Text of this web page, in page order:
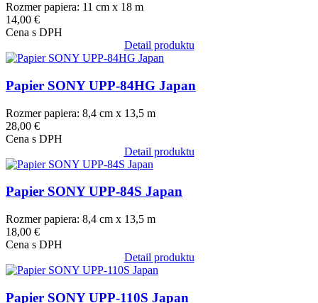
Rozmer papiera: 11 cm x 18 m
14,00 €
Cena s DPH
Detail produktu
Obrázok
Papier SONY UPP-84HG Japan
Rozmer papiera: 8,4 cm x 13,5 m
28,00 €
Cena s DPH
Detail produktu
Obrázok
Papier SONY UPP-84S Japan
Rozmer papiera: 8,4 cm x 13,5 m
18,00 €
Cena s DPH
Detail produktu
Obrázok
Papier SONY UPP-110S Japan